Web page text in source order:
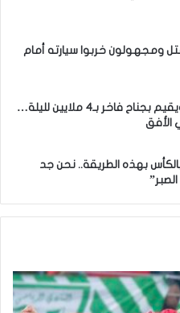
ومجهولون خربوا سيارته أمام
زياش يتقاضى 200 مليون شهريا ويقيم بجناح فاخر بـ4 ملايين لليلة…
الأفق
بهذه الطريقة.. نحن جد